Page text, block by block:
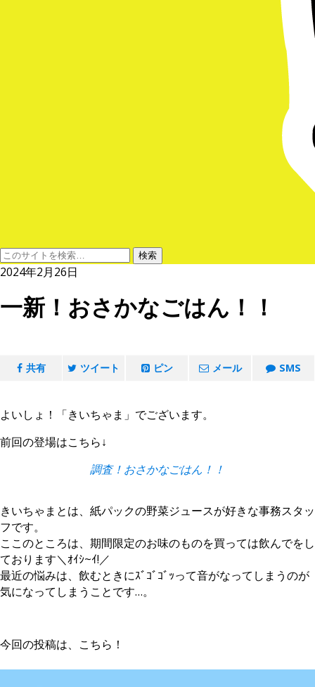
2024年2月26日
一新！おさかなごはん！！
共有 ツイート ピン メール SMS
よいしょ！「きいちゃま」でございます。
前回の登場はこちら↓
調査！おさかなごはん！！
きいちゃまとは、紙パックの野菜ジュースが好きな事務スタッ
フです。
ここのところは、期間限定のお味のものを買っては飲んでをし
ております＼ｵｲｼ~ｲ!／
最近の悩みは、飲むときにｽﾞｺﾞｺﾞｯって音がなってしまうのが
気になってしまうことです…。
今回の投稿は、こちら！